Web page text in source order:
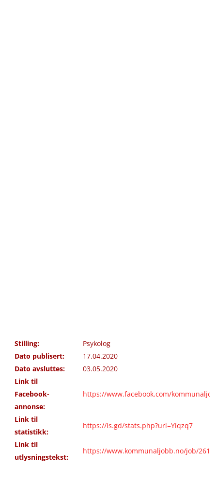
Stilling:
Psykolog
Dato publisert:
17.04.2020
Dato avsluttes:
03.05.2020
Link til
Facebook-
annonse:
https://www.facebook.com/
Link til
statistikk:
https://is.gd/stats.php?url=Yiqzq7
Link til
utlysningstekst:
https://www.kommunaljobb.no/job/